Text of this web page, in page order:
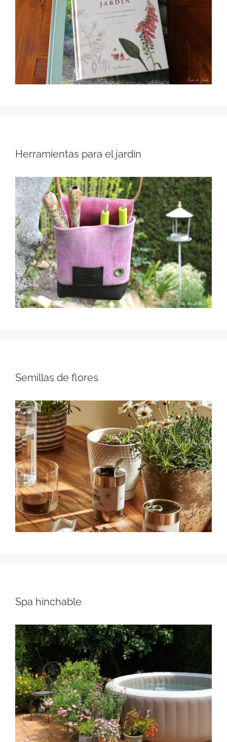
Herramientas para el jardín
Semillas de flores
Spa hinchable